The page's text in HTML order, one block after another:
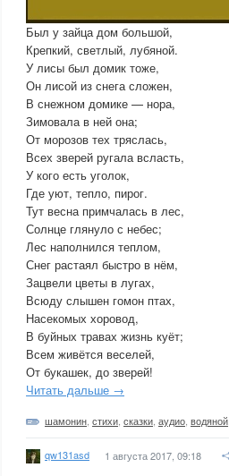
Был у зайца дом большой,
Крепкий, светлый, лубяной.
У лисы был домик тоже,
Он лисой из снега сложен,
В снежном домике — нора,
Зимовала в ней она;
От морозов тех тряслась,
Всех зверей ругала всласть,
У кого есть уголок,
Где уют, тепло, пирог.
Тут весна примчалась в лес,
Солнце глянуло с небес;
Лес наполнился теплом,
Снег растаял быстро в нём,
Зацвели цветы в лугах,
Всюду слышен гомон птах,
Насекомых хоровод,
В буйных травах жизнь куёт;
Всем живётся веселей,
От букашек, до зверей!
Читать дальше →
шамонин стихи сказки аудио водяной
qw131asd 1 августа 2017, 09:18